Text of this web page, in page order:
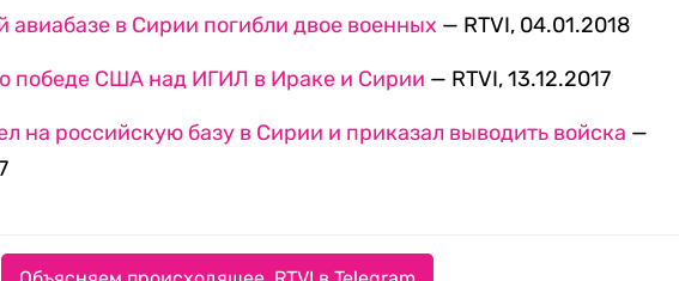
авиабазе в Сирии погибли двое военных — RTVI, 04.01.2018
победе США над ИГИЛ в Ираке и Сирии — RTVI, 13.12.2017
на российскую базу в Сирии и приказал выводить войска —